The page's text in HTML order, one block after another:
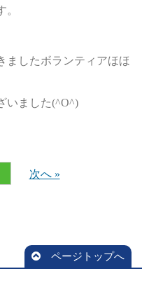
ましたボランティアほほ
いました(^O^)
次へ »
ページトップへ